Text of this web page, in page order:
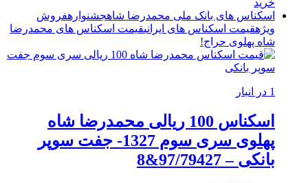
خرید
اسکناس های بانک ملی محمدرضا شاهجشنوارهفروش
ویژهقیمت اسکناس های ایرانیقیمت اسکناس های محمدرضا
شاه پهلوی حراج!
1 در انبار
اسکناس 100 ریالی محمدرضا شاه
پهلوی سری سوم 1327- جفت سوپر
بانکی – 97/79427&8